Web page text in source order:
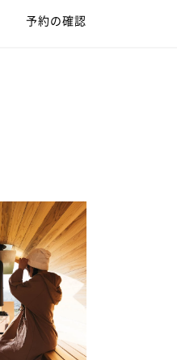
予約の確認